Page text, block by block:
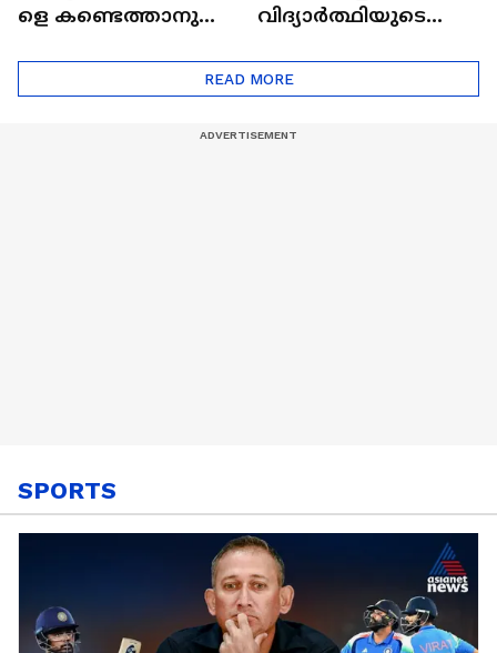
ളെ കണ്ടെത്താനുള്ള
നടത്തുമെന്ന് മന്ത്രി
എ.പി.അനിൽകുമാർ
വിദ്യാര്‍ത്ഥിയുടെ
അധ്യാപകന്
സസ്പെൻഷൻ |
READ MORE
SPORTS